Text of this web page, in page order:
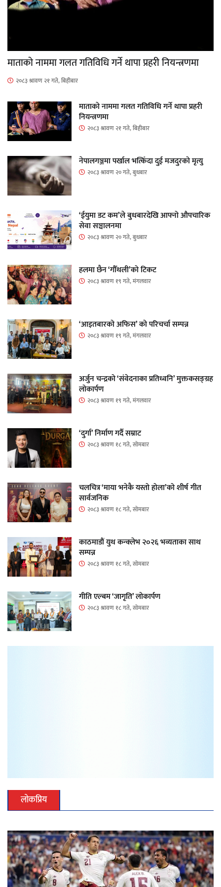
माताकाे नाममा गलत गतिविधि गर्ने थापा प्रहरी नियन्त्रणमा
२०८३ श्रावण २१ गते, बिहीबार
माताकाे नाममा गलत गतिविधि गर्ने थापा प्रहरी
नियन्त्रणमा
२०८३ श्रावण २१ गते, बिहीबार
नेपालगञ्जमा पर्खाल भत्किँदा दुई मजदुरको मृत्यु
२०८३ श्रावण २० गते, बुधबार
‘ईयुमा डट कम’ले बुधबारदेखि आफ्नो औपचारिक
सेवा सञ्चालनमा
२०८३ श्रावण २० गते, बुधबार
हलमा छैन ‘गौँथली’को टिकट
२०८३ श्रावण १९ गते, मंगलवार
‘आइतबारको अफिस’ को परिचर्चा सम्पन्न
२०८३ श्रावण १९ गते, मंगलवार
अर्जुन चन्द्रको ‘संवेदनाका प्रतिध्वनि’ मुक्तकसङ्ग्रह
लोकार्पण
२०८३ श्रावण १९ गते, मंगलवार
‘दुर्गा’ निर्माण गर्दै सम्राट
२०८३ श्रावण १८ गते, सोमबार
चलचित्र ‘माया भनेकै यस्तो होला’को शीर्ष गीत
सार्वजनिक
२०८३ श्रावण १८ गते, सोमबार
काठमाडौं युथ कन्क्लेभ २०२६ भव्यताका साथ
सम्पन्न
२०८३ श्रावण १८ गते, सोमबार
गीति एल्बम ‘जागृति’ लोकार्पण
२०८३ श्रावण १८ गते, सोमबार
लोकप्रिय